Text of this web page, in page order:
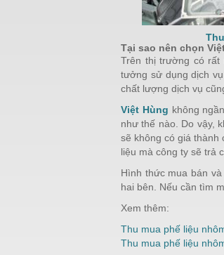
Tại sao nên chọn
Trên thị trường có rất
tưởng sử dụng dịch
chất lượng dịch vụ
Việt Hùng không
như thế nào. Do vậy,
sẽ không có giá thành
liệu mà công ty sẽ trả
Hình thức mua bán
hai bên. Nếu cần tìm
Xem thêm:
Thu mua phế liệu
Thu mua phế liệu